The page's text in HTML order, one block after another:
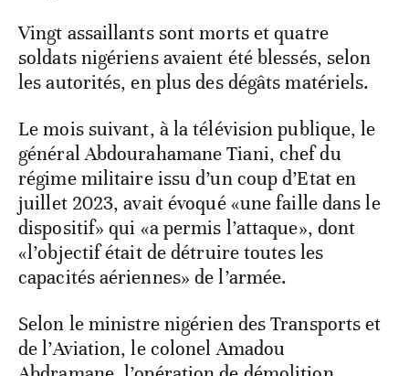
Vingt assaillants sont morts et quatre
soldats nigériens avaient été blessés, selon
les autorités, en plus des dégâts matériels.
Le mois suivant, à la télévision publique, le
général Abdourahamane Tiani, chef du
régime militaire issu d’un coup d’Etat en
juillet 2023, avait évoqué «une faille dans le
dispositif» qui «a permis l’attaque», dont
«l’objectif était de détruire toutes les
capacités aériennes» de l’armée.
Selon le ministre nigérien des Transports et
de l’Aviation, le colonel Amadou